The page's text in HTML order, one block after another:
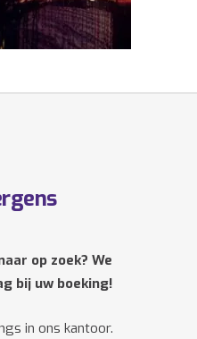
op zoek? We
bij uw boeking!
in ons kantoor.